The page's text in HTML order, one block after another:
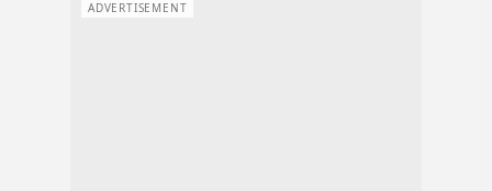
ADVERTISEMENT